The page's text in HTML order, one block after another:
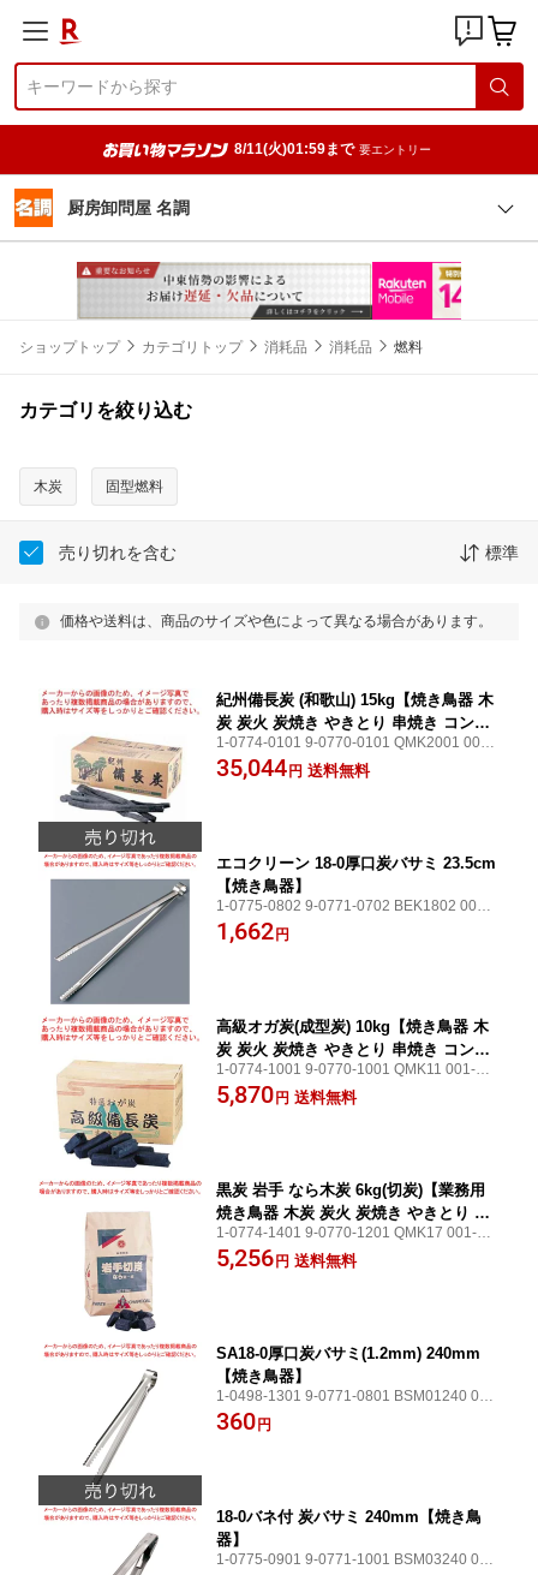
8/11(火)01:59まで 要エントリー
厨房卸問屋 名調
ショップトップ カテゴリトップ 消耗品 消耗品 燃料
カテゴリを絞り込む
木炭 固型燃料
売り切れを含む 標準
価格や送料は、商品のサイズや色によって異なる場合があります。
紀州備長炭 (和歌山) 15kg【焼き鳥器 木
炭 炭火 炭焼き やきとり 串焼き コンロ
焼き鳥焼き器 焼き物器 焼台 串焼器 焼
き鳥コンロ 関連品 販売 業務用】
1-0774-0101 9-0770-0101 QMK2001 001-
0026905-001【焼き鳥器 木炭 炭火 炭焼き
やきとり 串焼き コンロ 焼き鳥焼き器 焼き
35,044 円 送料無料
エコクリーン 18-0厚口炭バサミ 23.5cm
【焼き鳥器】
1-0775-0802 9-0771-0702 BEK1802 001-0
026858-001【焼き鳥器】
1,662 円
高級オガ炭(成型炭) 10kg【焼き鳥器 木
炭 炭火 炭焼き やきとり 串焼き コンロ
焼き鳥焼き器】
1-0774-1001 9-0770-1001 QMK11 001-00
26918-001【焼き鳥器 木炭 炭火 炭焼き や
きとり 串焼き コンロ 焼き鳥焼き器】
5,870 円 送料無料
黒炭 岩手 なら木炭 6kg(切炭)【業務用
焼き鳥器 木炭 炭火 炭焼き やきとり 串
焼き コンロ 焼き物器 焼台】
1-0774-1401 9-0770-1201 QMK17 001-00
26919-001【業務用 焼き鳥器 木炭 炭火 炭
焼き やきとり 串焼き コンロ 焼き物器 焼
5,256 円 送料無料
SA18-0厚口炭バサミ(1.2mm) 240mm
【焼き鳥器】
1-0498-1301 9-0771-0801 BSM01240 001
-0026861-001【焼き鳥器】
360 円
18-0バネ付 炭バサミ 240mm【焼き鳥
器】
1-0775-0901 9-0771-1001 BSM03240 001